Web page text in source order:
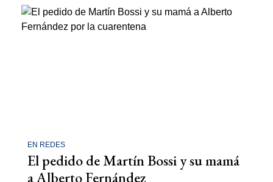
EN REDES
El pedido de Martín Bossi y su mamá
a Alberto Fernández